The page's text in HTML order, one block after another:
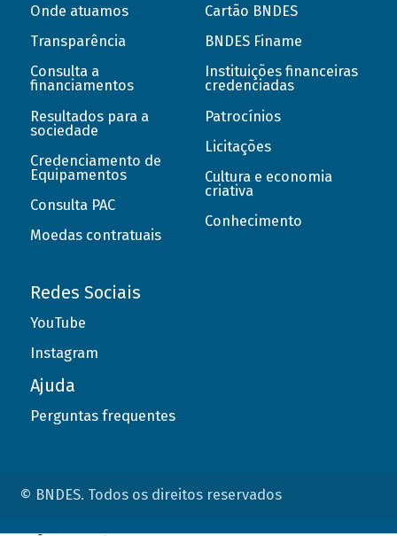
Onde atuamos
Transparência
Consulta a
financiamentos
Resultados para a
sociedade
Credenciamento de
Equipamentos
Consulta PAC
Moedas contratuais
Cartão BNDES
BNDES Finame
Instituições financeiras
credenciadas
Patrocínios
Licitações
Cultura e economia
criativa
Conhecimento
Redes Sociais
YouTube
Instagram
Ajuda
Perguntas frequentes
© BNDES. Todos os direitos reservados